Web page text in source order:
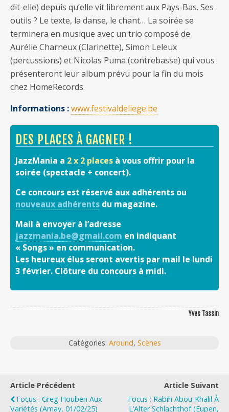
dit-elle) depuis qu’elle vit librement aux Pays-Bas. Ses
outils ? Le texte, la danse, le chant… La soirée se
terminera en musique avec un trio composé de
Aurélie Charneux (Clarinette), Simon Leleux
(percussions) et Nicolas Puma (contrebasse) qui vous
présenteront leur album prévu pour la fin du mois
chez HomeRecords.
Informations :www.festivaldeliege.be
DES PLACES À GAGNER !
JazzMania a 2 x 2 places à vous offrir pour la
soirée (spectacle + concert).
Ce concours est réservé aux adhérents ou
nouveaux adhérents du magazine.
Mail à envoyer à l’adresse
jazzmania.be@gmail.com en indiquant
« Songs » en communication.
Les heureux élus seront avertis par mail le lundi
3 février. Clôture du concours à midi.
Yves Tassin
Catégories: Around, Scènes
Article Précédent
Focus : Greg Houben Aux
Variétés (Amay, 01/02/25)
Article Suivant
Focus : Rabih Abou-Khalil À
L’Alter Schlachthof (Eupen,